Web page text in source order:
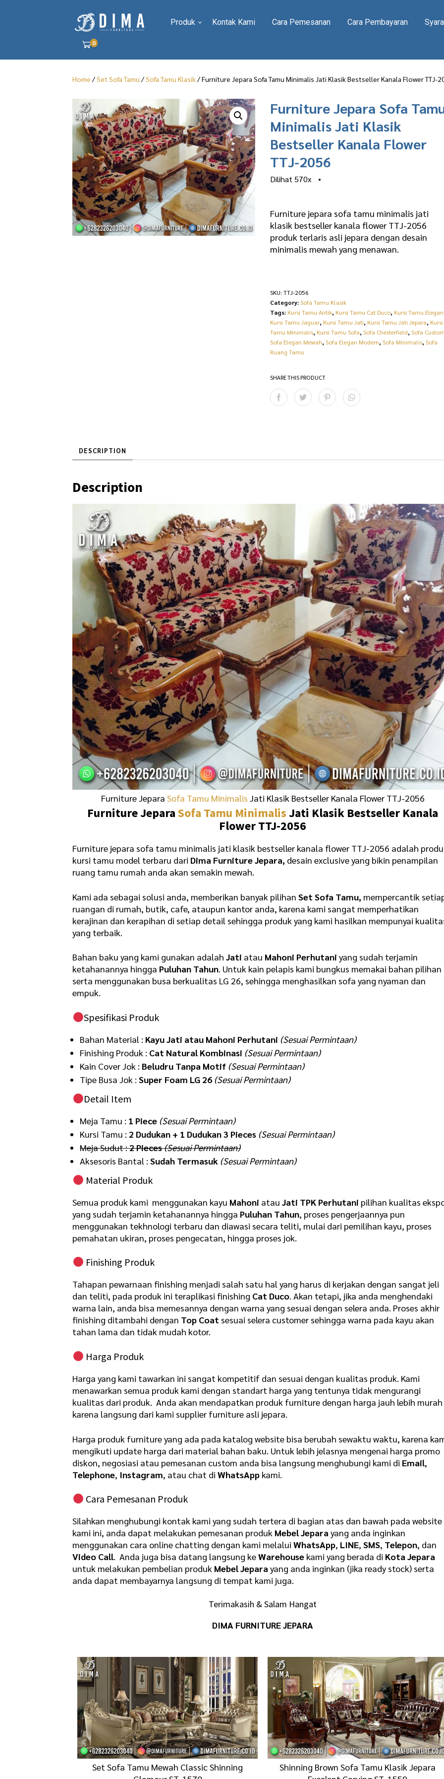
Produk Kontak Kami Cara Pemesanan Cara Pembayaran
0
Home /Set Sofa Tamu /Sofa Tamu Klasik/ Furniture Jepara Sofa Tamu Minimalis Jati Klasik Bestseller Kanala Flower TTJ-
Furniture Jepara Sofa
Minimalis Jati Klasik
Bestseller Kanala Flower
TTJ-2056
Dilihat 570x •
Furniture jepara sofa tamu minimalis jati
klasik bestseller kanala flower TTJ-2056
produk terlaris asli jepara dengan desain
minimalis mewah yang menawan.
SKU:TTJ-2056
Category: Sofa Tamu Klasik
Tags: Kursi Tamu Antik, Kursi Tamu Cat Duco, Kursi Tamu Elegan
Kursi Tamu Jaguar, Kursi Tamu Jati, Kursi Tamu Jati Jepara, Kursi
Tamu Minimalis, Kursi Tamu Sofa, Sofa Chesterfield, Sofa
Sofa Elegan Mewah, Sofa Elegan Modern, Sofa Minimalis, Sofa
Ruang Tamu
SHARE THIS PRODUCT
DESCRIPTION
Description
Furniture Jepara Sofa Tamu Minimalis Jati Klasik Bestseller Kanala Flower TTJ-2056
Furniture JeparaSofa Tamu MinimalisJati Klasik Bestseller Kanala
Flower TTJ-2056
Furniture jepara sofa tamu minimalis jati klasik bestseller kanala flower TTJ-2056 adalah
kursi tamu model terbaru dari Dima Furniture Jepara, desain exclusive yang bikin penampilan
ruang tamu rumah anda akan semakin mewah.
Kami ada sebagai solusi anda, memberikan banyak pilihanSet Sofa Tamu, mempercantik
ruangan di rumah, butik, cafe, ataupun kantor anda, karena kami sangat memperhatikan
kerajinan dan kerapihan di setiap detail sehingga produk yang kami hasilkan mempunyai
yang terbaik.
Bahan baku yang kami gunakan adalahJati atau Mahoni Perhutani yang sudah terjamin
ketahanannya hingga Puluhan Tahun. Untuk kain pelapis kami bungkus memakai bahan pilihan
serta menggunakan busa berkualitas LG 26, sehingga menghasilkan sofa yang nyaman dan
empuk.
Spesifikasi Produk
Bahan Material : Kayu Jati atau Mahoni Perhutani (Sesuai Permintaan)
Finishing Produk : Cat Natural Kombinasi (Sesuai Permintaan)
Kain Cover Jok : Beludru Tanpa Motif (Sesuai Permintaan)
Tipe Busa Jok :Super Foam LG 26 (Sesuai Permintaan)
Detail Item
Meja Tamu : 1 Piece (Sesuai Permintaan)
Kursi Tamu :2 Dudukan + 1 Dudukan 3 Pieces (Sesuai Permintaan)
Meja Sudut :2 Pieces(Sesuai Permintaan)
Aksesoris Bantal :Sudah Termasuk (Sesuai Permintaan)
Material Produk
Semua produk kami menggunakan kayu Mahoni atauJati TPK Perhutani pilihan kualitas
yang sudah terjamin ketahanannya hingga Puluhan Tahun, proses pengerjaannya pun
menggunakan tekhnologi terbaru dan diawasi secara teliti, mulai dari pemilihan kayu, proses
pemahatan ukiran, proses pengecatan, hingga proses jok.
Finishing Produk
Tahapan pewarnaan finishing menjadi salah satu hal yang harus di kerjakan dengan sangat jeli
dan teliti, pada produk ini teraplikasi finishing Cat Duco. Akan tetapi, jika anda menghendaki
warna lain, anda bisa memesannya dengan warna yang sesuai dengan selera anda. Proses akhir
finishing ditambahi dengan Top Coat sesuai selera customer sehingga warna pada kayu akan
tahan lama dan tidak mudah kotor.
Harga Produk
Harga yang kami tawarkan ini sangat kompetitif dan sesuai dengan kualitas produk. Kami
menawarkan semua produk kami dengan standart harga yang tentunya tidak mengurangi
kualitas dari produk. Anda akan mendapatkan produk furniture dengan harga jauh lebih murah
karena langsung dari kami supplier furniture asli jepara.
Harga produk furniture yang ada pada katalog website bisa berubah sewaktu waktu, karena
mengikuti update harga dari material bahan baku. Untuk lebih jelasnya mengenai harga promo
diskon, negosiasi atau pemesanan custom anda bisa langsung menghubungi kami di Email,
Telephone, Instagram, atau chat diWhatsApp kami.
Cara Pemesanan Produk
Silahkan menghubungi kontak kami yang sudah tertera di bagian atas dan bawah pada website
kami ini, anda dapat melakukan pemesanan produk Mebel Jepara yang anda inginkan
menggunakan cara online chatting dengan kami melaluiWhatsApp, LINE,SMS, Telepon, dan
Video Call. Anda juga bisa datang langsung keWarehouse kami yang berada di Kota Jepara
untuk melakukan pembelian produk Mebel Jepara yang anda inginkan (jika ready stock) serta
anda dapat membayarnya langsung di tempat kami juga.
Terimakasih & Salam Hangat
DIMA FURNITURE JEPARA
Set Sofa Tamu Mewah Classic Shinning
Shinning Brown Sofa Tamu Klasik Jepara